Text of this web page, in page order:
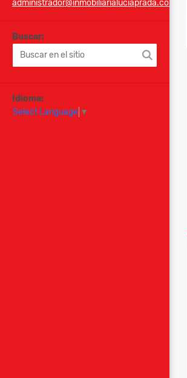
administrador@inmobiliarialuciaprada.com
Buscar:
Idioma:
Select Language ▼